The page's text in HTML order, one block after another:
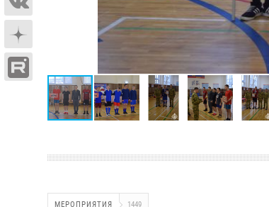
МЕРОПРИЯТИЯ 1449